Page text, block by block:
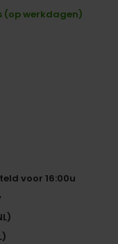
(op werkdagen)
voor 16:00u